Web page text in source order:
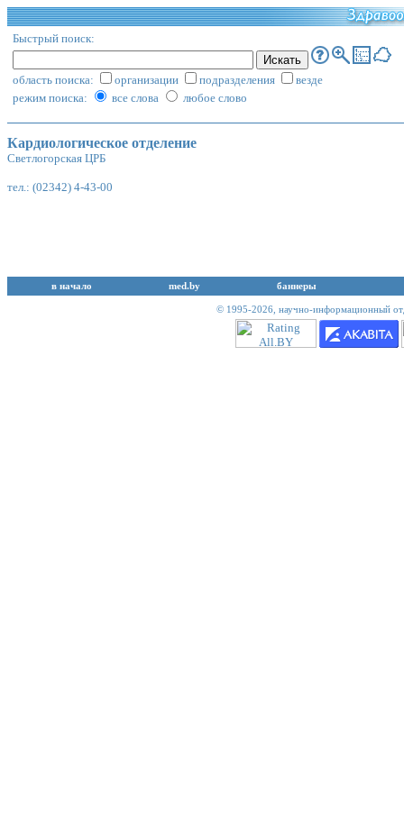
Быстрый поиск:
область поиска: организации подразделения
везде
режим поиска:
все слова любое слово
Кардиологическое отделение
Светлогорская ЦРБ
тел.: (02342) 4-43-00
в начало med.by баннеры
© 1995-2026, научно-информационный